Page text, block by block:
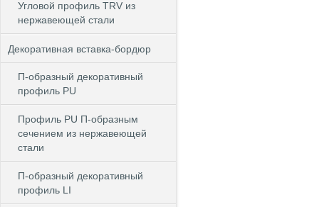
Угловой профиль TRV из
нержавеющей стали
Декоративная вставка-бордюр
П-образный декоративный
профиль PU
Профиль PU П-образным
сечением из нержавеющей
стали
П-образный декоративный
профиль LI